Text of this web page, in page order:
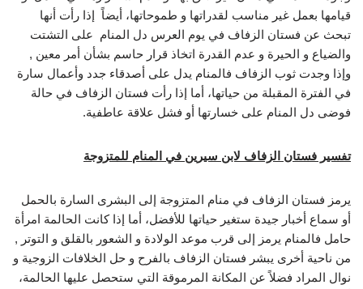
قيامها بعمل غير مناسب لقدراتها و طموحاتها، أيضاً إذا رأت أنها
تبحث عن فستان الزفاف في يوم العرس دل المنام على التشتت
والضياع و الحيرة و عدم القدرة اتخاذ قرار حاسم بشأن أمر معين ,
وإذا وجدت ثوب الزفاف فالمنام يدل على أصدقاء جدد وأعمال سارة
في الفترة المقبلة من حياتها، أما إذا رأت فستان الزفاف في حالة
فوضى دل المنام على خسارتها أو فشل علاقة عاطفية.
تفسير فستان الزفاف لابن سيرين في المنام للمتزوجة
يرمز فستان الزفاف في منام المتزوجة إلى البشرى السارة بالحمل
أو سماع أخبار جيدة ستغير حياتها للأفضل، أما إذا كانت الحالمة امرأة
حامل فالمنام يرمز إلى قرب موعد الولادة و الشعور بالقلق و التوتر ,
من ناحية أخرى يبشر فستان الزفاف بالفرح و حل الخلافات الزوجية و
نوال المراد فضلاً عن المكانة المرموقة التي ستحصل عليها الحالمة،